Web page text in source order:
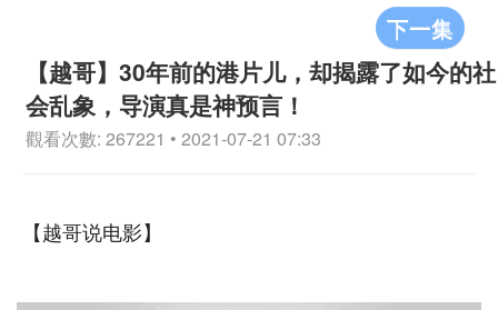
下一集
【越哥】30年前的港片儿，却揭露了如今的社
会乱象，导演真是神预言！
觀看次數: 267221 • 2021-07-21 07:33
【越哥说电影】